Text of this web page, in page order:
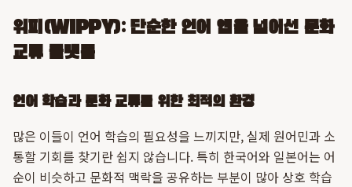
위피(WIPPY): 단순한 언어 앱을 넘어선 문화
교류 플랫폼
언어 학습과 문화 교류를 위한 최적의 환경
많은 이들이 언어 학습의 필요성을 느끼지만, 실제 원어민과 소
통할 기회를 찾기란 쉽지 않습니다. 특히 한국어와 일본어는 어
순이 비슷하고 문화적 맥락을 공유하는 부분이 많아 상호 학습